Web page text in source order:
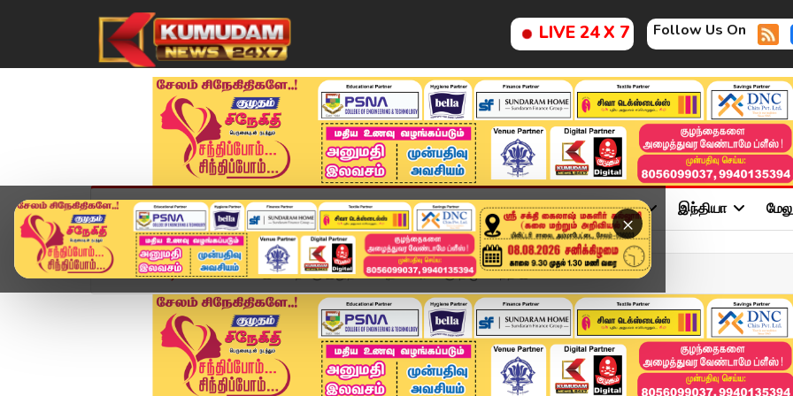
LIVE 24 X 7 Follow Us On
×
முகப்பு விளையாட்டு அண்மை தமிழ்நாடு சினிமா அரசியல் விளையாட்டு இந்தியா
Home வீடியோ ஸ்டோரி இன்றைக்கு இதுதான்.. புதிய அரசுக்கு திமுக எந்த இ...